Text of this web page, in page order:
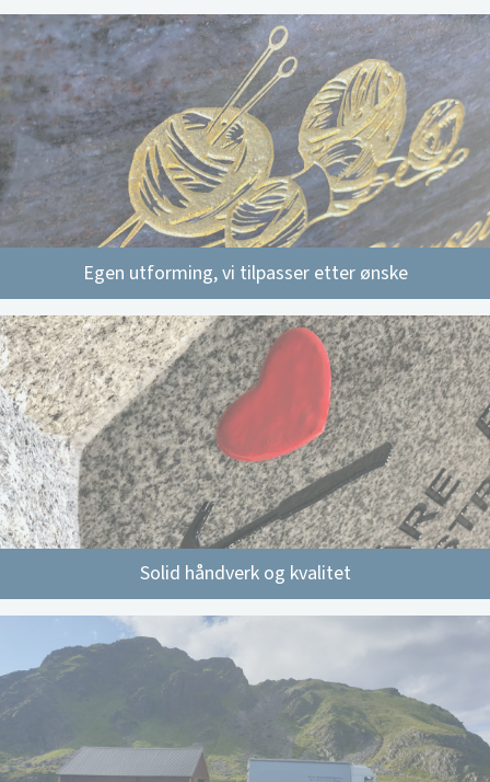
Egen utforming, vi tilpasser etter ønske
Solid håndverk og kvalitet